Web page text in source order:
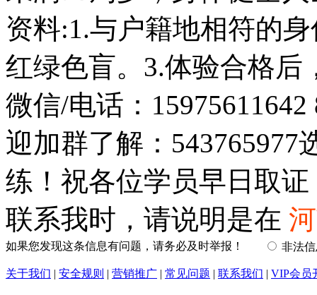
资料:1.与户籍地相符的
红绿色盲。3.体验合格后
微信/电话：
迎加群了解：
练！祝各位学员早日取证
联系我时，请说明是在
如果您发现这条信息有问题，请务必及时举报！ 非法
关于我们 | 安全规则 | 营销推广 | 常见问题 | 联系我们 | VIP会员